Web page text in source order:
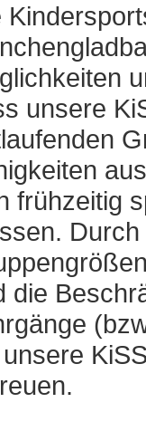
unsere
frühzeitig
die